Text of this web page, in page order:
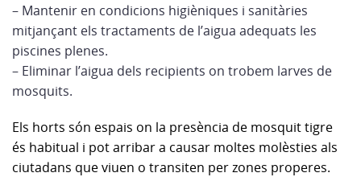
– Mantenir en condicions higièniques i sanitàries
mitjançant els tractaments de l’aigua adequats les
piscines plenes.
– Eliminar l’aigua dels recipients on trobem larves de
mosquits.
Els horts són espais on la presència de mosquit tigre
és habitual i pot arribar a causar moltes molèsties als
ciutadans que viuen o transiten per zones properes.